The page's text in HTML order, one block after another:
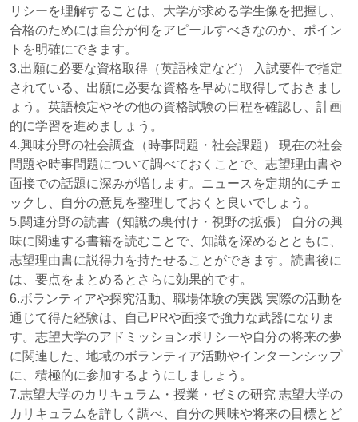
リシーを理解することは、大学が求める学生像を把握し、
合格のためには自分が何をアピールすべきなのか、ポイン
トを明確にできます。
3.出願に必要な資格取得（英語検定など） 入試要件で指定
されている、出願に必要な資格を早めに取得しておきまし
ょう。英語検定やその他の資格試験の日程を確認し、計画
的に学習を進めましょう。
4.興味分野の社会調査（時事問題・社会課題） 現在の社会
問題や時事問題について調べておくことで、志望理由書や
面接での話題に深みが増します。ニュースを定期的にチェ
ックし、自分の意見を整理しておくと良いでしょう。
5.関連分野の読書（知識の裏付け・視野の拡張） 自分の興
味に関連する書籍を読むことで、知識を深めるとともに、
志望理由書に説得力を持たせることができます。読書後に
は、要点をまとめるとさらに効果的です。
6.ボランティアや探究活動、職場体験の実践 実際の活動を
通じて得た経験は、自己PRや面接で強力な武器になりま
す。志望大学のアドミッションポリシーや自分の将来の夢
に関連した、地域のボランティア活動やインターンシップ
に、積極的に参加するようにしましょう。
7.志望大学のカリキュラム・授業・ゼミの研究 志望大学の
カリキュラムを詳しく調べ、自分の興味や将来の目標とど